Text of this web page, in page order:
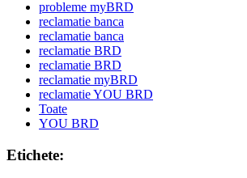
probleme myBRD
reclamatie banca
reclamatie banca
reclamatie BRD
reclamatie BRD
reclamatie myBRD
reclamatie YOU BRD
Toate
YOU BRD
Etichete: